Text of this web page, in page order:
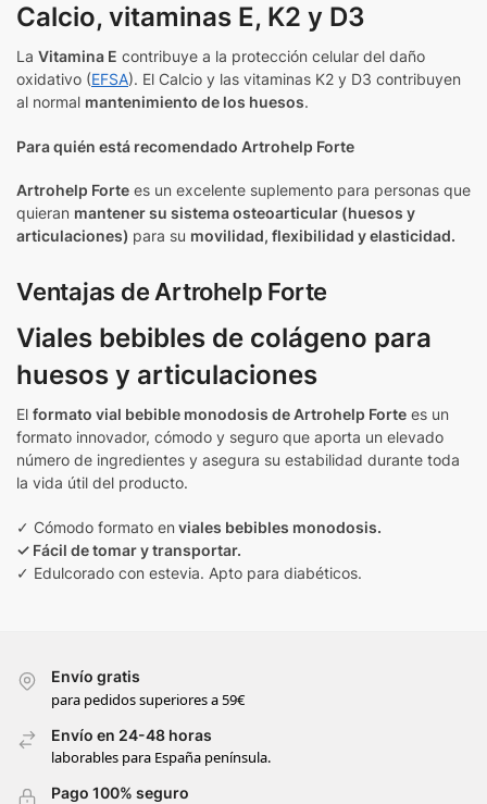
Calcio, vitaminas E, K2 y D3
La Vitamina E contribuye a la protección celular del daño
oxidativo (EFSA). El Calcio y las vitaminas K2 y D3 contribuyen
al normal mantenimiento de los huesos.
Para quién está recomendado Artrohelp Forte
Artrohelp Forte es un excelente suplemento para personas que
quieran mantener su sistema osteoarticular (huesos y
articulaciones) para su movilidad, flexibilidad y elasticidad.
Ventajas de Artrohelp Forte
Viales bebibles de colágeno para
huesos y articulaciones
El formato vial bebible monodosis de Artrohelp Forte es un
formato innovador, cómodo y seguro que aporta un elevado
número de ingredientes y asegura su estabilidad durante toda
la vida útil del producto.
✓ Cómodo formato en viales bebibles monodosis.
✓ Fácil de tomar y transportar.
✓ Edulcorado con estevia. Apto para diabéticos.
Envío gratis
para pedidos superiores a 59€
Envío en 24-48 horas
laborables para España península.
Pago 100% seguro